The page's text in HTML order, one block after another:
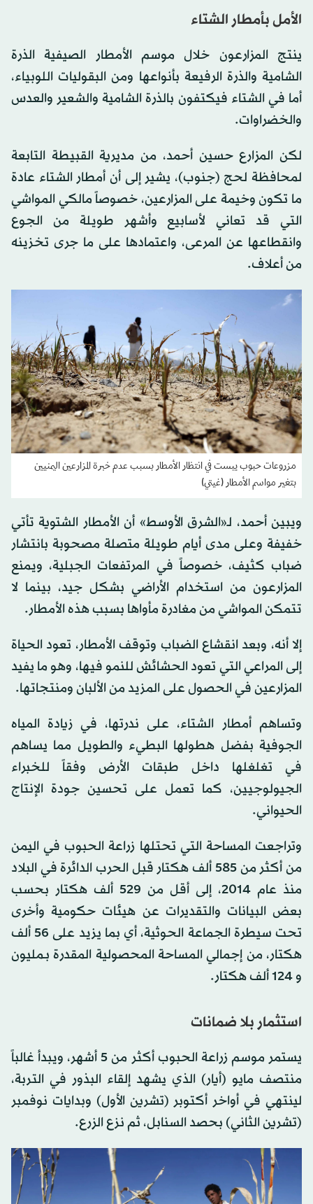
الأمل بأمطار الشتاء
ينتج المزارعون خلال موسم الأمطار الصيفية الذرة
الشامية والذرة الرفيعة بأنواعها ومن البقوليات اللوبياء،
أما في الشتاء فيكتفون بالذرة الشامية والشعير والعدس
والخضراوات.
لكن المزارع حسين أحمد، من مديرية القبيطة التابعة
لمحافظة لحج (جنوب)، يشير إلى أن أمطار الشتاء عادة
ما تكون وخيمة على المزارعين، خصوصاً مالكي المواشي
التي قد تعاني لأسابيع وأشهر طويلة من الجوع
وانقطاعها عن المرعى، واعتمادها على ما جرى تخزينه
من أعلاف.
مزروعات حبوب يبست في انتظار الأمطار بسبب عدم خبرة المزارعين اليمنيين
بتغير مواسم الأمطار (غيتي)
ويبين أحمد، لـ«الشرق الأوسط» أن الأمطار الشتوية تأتي
خفيفة وعلى مدى أيام طويلة متصلة مصحوبة بانتشار
ضباب كثيف، خصوصاً في المرتفعات الجبلية، ويمنع
المزارعون من استخدام الأراضي بشكل جيد، بينما لا
تتمكن المواشي من مغادرة مأواها بسبب هذه الأمطار.
إلا أنه، وبعد انقشاع الضباب وتوقف الأمطار، تعود الحياة
إلى المراعي التي تعود الحشائش للنمو فيها، وهو ما يفيد
المزارعين في الحصول على المزيد من الألبان ومنتجاتها.
وتساهم أمطار الشتاء، على ندرتها، في زيادة المياه
الجوفية بفضل هطولها البطيء والطويل مما يساهم
في تغلغلها داخل طبقات الأرض وفقاً للخبراء
الجيولوجيين، كما تعمل على تحسين جودة الإنتاج
الحيواني.
وتراجعت المساحة التي تحتلها زراعة الحبوب في اليمن
من أكثر من 585 ألف هكتار قبل الحرب الدائرة في البلاد
منذ عام 2014، إلى أقل من 529 ألف هكتار بحسب
بعض البيانات والتقديرات عن هيئات حكومية وأخرى
تحت سيطرة الجماعة الحوثية، أي بما يزيد على 56 ألف
هكتار، من إجمالي المساحة المحصولية المقدرة بـمليون
و 124 ألف هكتار.
استثمار بلا ضمانات
يستمر موسم زراعة الحبوب أكثر من 5 أشهر، ويبدأ غالباً
منتصف مايو (أيار) الذي يشهد إلقاء البذور في التربة،
لينتهي في أواخر أكتوبر (تشرين الأول) وبدايات نوفمبر
(تشرين الثاني) بحصد السنابل، ثم نزع الزرع.